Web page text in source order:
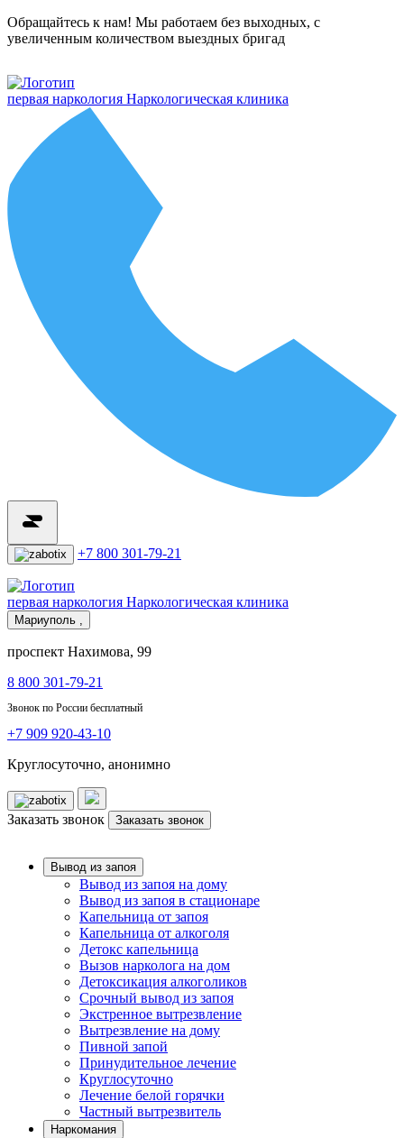
Обращайтесь к нам! Мы работаем без выходных, с
увеличенным количеством выездных бригад
первая наркология Наркологическая клиника
+7 800 301-79-21
первая наркология Наркологическая клиника
Мариуполь ,
проспект Нахимова, 99
8 800 301-79-21
Звонок по России бесплатный
+7 909 920-43-10
Круглосуточно, анонимно
Заказать звонок Заказать звонок
Вывод из запоя
Вывод из запоя на дому
Вывод из запоя в стационаре
Капельница от запоя
Капельница от алкоголя
Детокс капельница
Вызов нарколога на дом
Детоксикация алкоголиков
Срочный вывод из запоя
Экстренное вытрезвление
Вытрезвление на дому
Пивной запой
Принудительное лечение
Круглосуточно
Лечение белой горячки
Частный вытрезвитель
Наркомания